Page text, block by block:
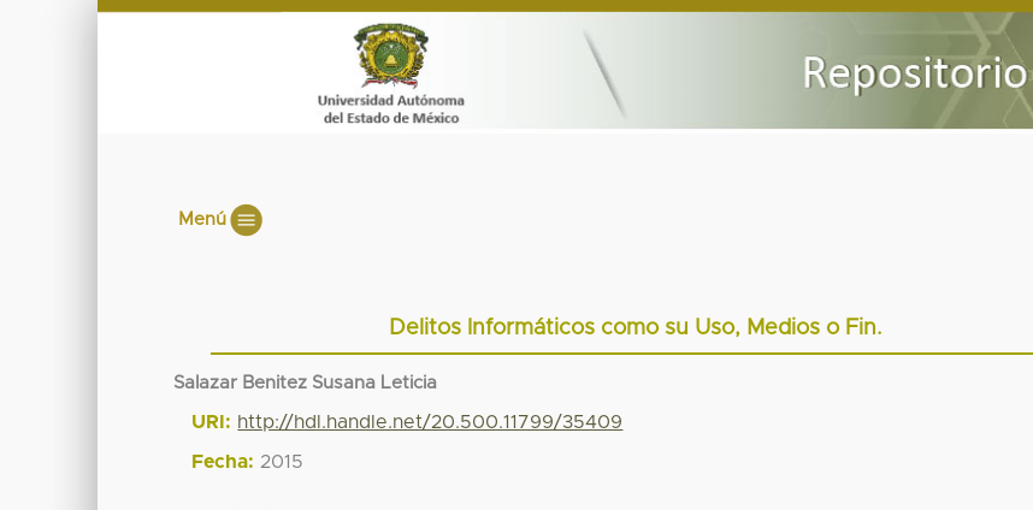
Menú
Delitos Informáticos como su Uso, Medios o Fin.
Salazar Benitez Susana Leticia
URI: http://hdl.handle.net/20.500.11799/35409
Fecha: 2015